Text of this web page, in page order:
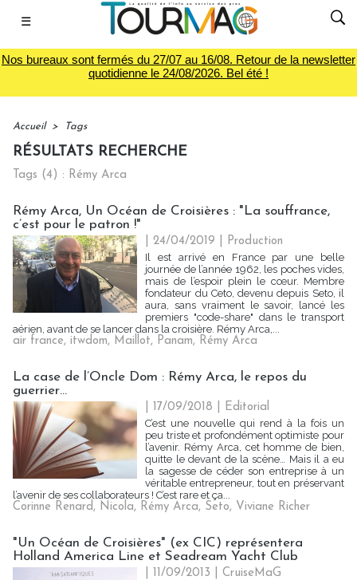
☰
Nos bureaux sont fermés du 27/07 au 16/08. Retour de la newsletter
quotidienne le 24/08/2026. Bel été !
Accueil > Tags
RÉSULTATS RECHERCHE
Tags (4) : Rémy Arca
Rémy Arca, Un Océan de Croisières : "La souffrance,
c’est pour le patron !"
| 24/04/2019
Production
Il est arrivé en France par une belle
journée de l’année 1962, les poches vides,
mais de l’espoir plein le cœur. Membre
fondateur du Ceto, devenu depuis Seto, il
aura, sans vraiment le savoir, lancé les
premiers "code-share" dans le transport
aérien, avant de se lancer dans la croisière. Rémy Arca,...
air france, itwdom, Maillot, Panam, Rémy Arca
La case de l’Oncle Dom : Rémy Arca, le repos du
guerrier…
| 17/09/2018
Editorial
C’est une nouvelle qui rend à la fois un
peu triste et profondément optimiste pour
l’avenir. Rémy Arca, cet homme de bien,
quitte le devant de la scène… Mais il a eu
la sagesse de céder son entreprise à un
véritable entrepreneur, tout en préservant
l’avenir de ses collaborateurs ! C’est rare et ça...
Corinne Renard, Nicola, Rémy Arca, Seto, Viviane Richer
"Un Océan de Croisières" (ex CIC) représentera
Holland America Line et Seadream Yacht Club
| 11/09/2013 |CruiseMaG